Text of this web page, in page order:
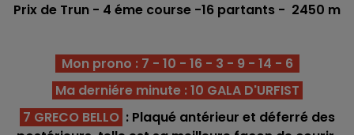
Prix de Trun - 4 éme course -16 partants - 2450 m
Mon prono : 7 - 10 - 16 - 3 - 9 - 14 - 6
Ma derniére minute : 10 GALA D'URFIST
7 GRECO BELLO : Plaqué antérieur et déferré des